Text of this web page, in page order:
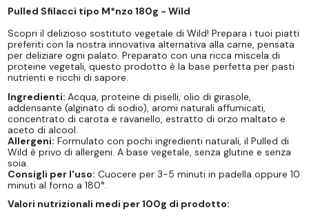
Pulled Sfilacci tipo M*nzo 180g - Wild
Scopri il delizioso sostituto vegetale di Wild! Prepara i tuoi piatti
preferiti con la nostra innovativa alternativa alla carne, pensata
per deliziare ogni palato. Preparato con una ricca miscela di
proteine vegetali, questo prodotto è la base perfetta per pasti
nutrienti e ricchi di sapore.
Ingredienti: Acqua, proteine di piselli, olio di girasole,
addensante (alginato di sodio), aromi naturali affumicati,
concentrato di carota e ravanello, estratto di orzo maltato e
aceto di alcool.
Allergeni: Formulato con pochi ingredienti naturali, il Pulled di
Wild è privo di allergeni. A base vegetale, senza glutine e senza
soia.
Consigli per l'uso: Cuocere per 3-5 minuti in padella oppure 10
minuti al forno a 180°.
Valori nutrizionali medi per 100g di prodotto: